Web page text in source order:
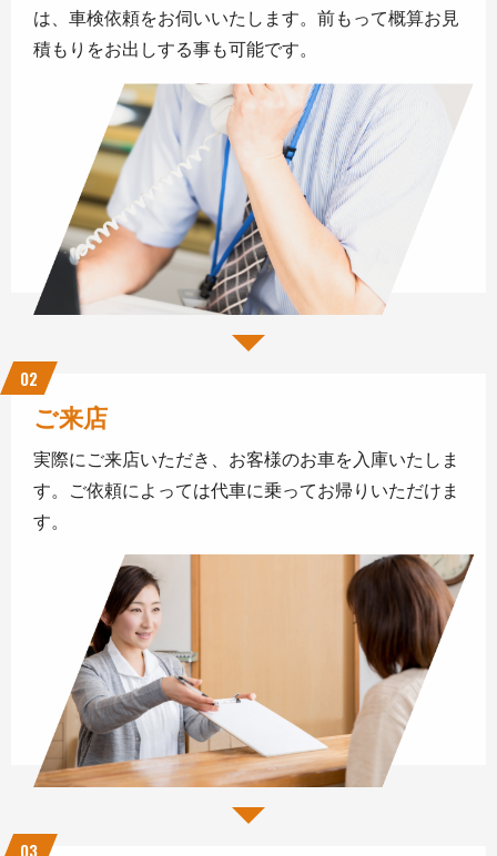
は、車検依頼をお伺いいたします。前もって概算お見
積もりをお出しする事も可能です。
02
ご来店
実際にご来店いただき、お客様のお車を入庫いたしま
す。ご依頼によっては代車に乗ってお帰りいただけま
す。
03